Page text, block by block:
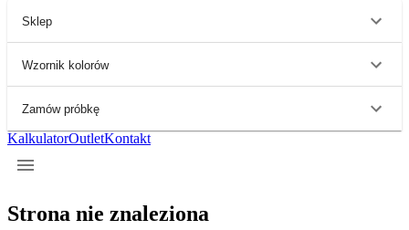
Sklep
Wzornik kolorów
Zamów próbkę
KalkulatorOutletKontakt
Strona nie znaleziona